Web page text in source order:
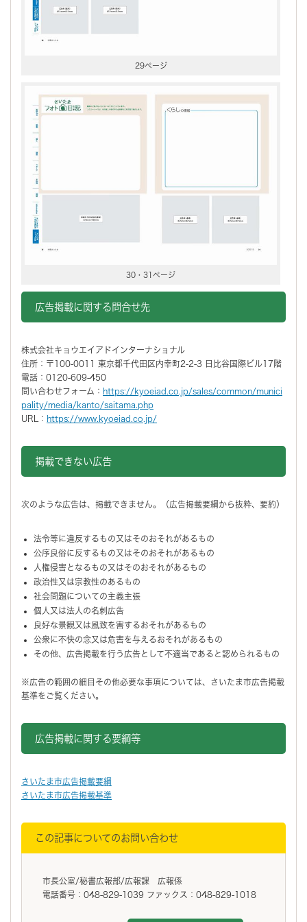
29ページ
30・31ページ
広告掲載に関する問合せ先
株式会社キョウエイアドインターナショナル
住所：〒100-0011 東京都千代田区内幸町2-2-3 日比谷国際ビル17階
電話：0120-609-450
問い合わせフォーム： https://kyoeiad.co.jp/sales/common/munici
pality/media/kanto/saitama.php
URL： https://www.kyoeiad.co.jp/
掲載できない広告
次のような広告は、掲載できません。（広告掲載要綱から抜粋、要約）
法令等に違反するもの又はそのおそれがあるもの
公序良俗に反するもの又はそのおそれがあるもの
人権侵害となるもの又はそのおそれがあるもの
政治性又は宗教性のあるもの
社会問題についての主義主張
個人又は法人の名刺広告
良好な景観又は風致を害するおそれがあるもの
公衆に不快の念又は危害を与えるおそれがあるもの
その他、広告掲載を行う広告として不適当であると認められるもの
※広告の範囲の細目その他必要な事項については、さいたま市広告掲載
基準をご覧ください。
広告掲載に関する要綱等
さいたま市広告掲載要綱
さいたま市広告掲載基準
この記事についてのお問い合わせ
市長公室/秘書広報部/広報課 広報係
電話番号：048-829-1039 ファックス：048-829-1018